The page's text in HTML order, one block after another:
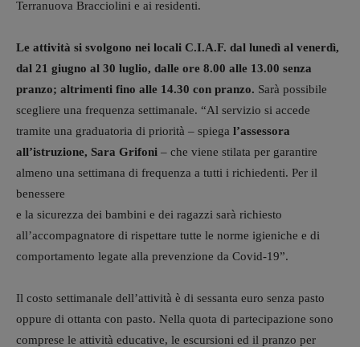
Terranuova Bracciolini e ai residenti.
Le attività si svolgono nei locali C.I.A.F. dal lunedì al venerdì,
dal 21 giugno al 30 luglio, dalle ore 8.00 alle 13.00 senza
pranzo; altrimenti fino alle 14.30 con pranzo. Sarà possibile
scegliere una frequenza settimanale. “Al servizio si accede
tramite una graduatoria di priorità – spiega l’assessora
all’istruzione, Sara Grifoni – che viene stilata per garantire
almeno una settimana di frequenza a tutti i richiedenti. Per il
benessere
e la sicurezza dei bambini e dei ragazzi sarà richiesto
all’accompagnatore di rispettare tutte le norme igieniche e di
comportamento legate alla prevenzione da Covid-19”.
Il costo settimanale dell’attività è di sessanta euro senza pasto
oppure di ottanta con pasto. Nella quota di partecipazione sono
comprese le attività educative, le escursioni ed il pranzo per